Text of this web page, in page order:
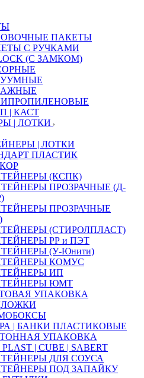
ПАКЕТЫ
С РУЧКАМИ
LOСK (С ЗАМКОМ)
| КАСТ
| ЛОТКИ
| ЛОТКИ
ПЛАСТИК
(КСПК)
ПРОЗРАЧНЫЕ (Д-
ПРОЗРАЧНЫЕ
(СТИРОЛПЛАСТ)
РР и ПЭТ
(У-Юнити)
КОМУС
ИП
ЮМТ
УПАКОВКА
| БАНКИ ПЛАСТИКОВЫЕ
УПАКОВКА
PLAST | CUBE | SABERT
ДЛЯ СОУСА
ПОД ЗАПАЙКУ